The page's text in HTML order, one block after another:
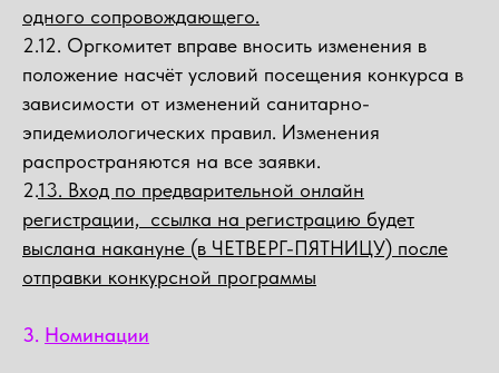
одного сопровождающего.
2.12. Оргкомитет вправе вносить изменения в
положение насчёт условий посещения конкурса в
зависимости от изменений санитарно-
эпидемиологических правил. Изменения
распространяются на все заявки.
2.13. Вход по предварительной онлайн
регистрации, ссылка на регистрацию будет
выслана накануне (в ЧЕТВЕРГ-ПЯТНИЦУ) после
отправки конкурсной программы
3. Номинации